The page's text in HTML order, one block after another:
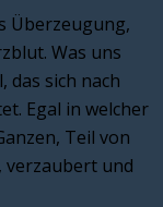
Überzeugung,
Was uns
das sich nach
Egal in welcher
Teil von
verzaubert und